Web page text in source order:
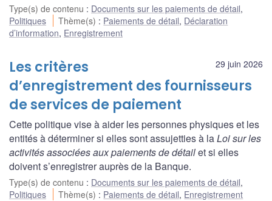
Type(s) de contenu : Documents sur les paiements de détail,
Politiques
Thème(s) : Paiements de détail, Déclaration
d’information, Enregistrement
29 juin 2026
Les critères
d’enregistrement des fournisseurs
de services de paiement
Cette politique vise à aider les personnes physiques et les
entités à déterminer si elles sont assujetties à laLoi sur les
activités associées aux paiements de détailet si elles
doivent s’enregistrer auprès de la Banque.
Type(s) de contenu : Documents sur les paiements de détail,
Politiques
Thème(s) : Paiements de détail, Enregistrement